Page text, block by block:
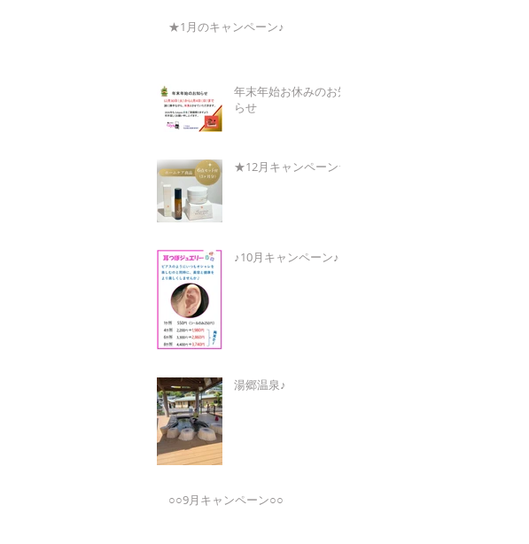
★1月のキャンペーン♪
年末年始お休みのお知
らせ
★12月キャンペーン★
♪10月キャンペーン♪
湯郷温泉♪
○○9月キャンペーン○○